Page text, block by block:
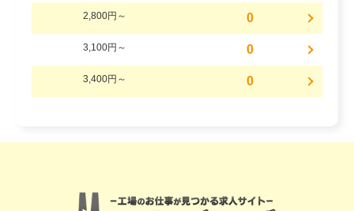
2,800円～ 0
3,100円～ 0
3,400円～ 0